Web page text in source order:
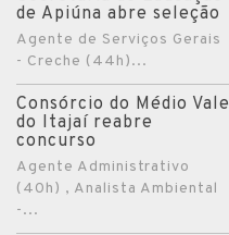
de Apiúna abre seleção
Agente de Serviços Gerais
- Creche (44h)...
Consórcio do Médio Vale
do Itajaí reabre
concurso
Agente Administrativo
(40h) , Analista Ambiental
-...